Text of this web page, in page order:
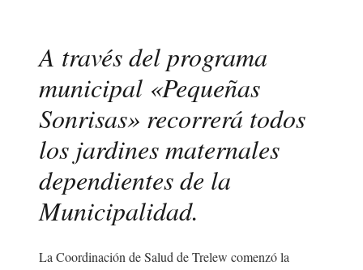
A través del programa
municipal «Pequeñas
Sonrisas» recorrerá todos
los jardines maternales
dependientes de la
Municipalidad.
La Coordinación de Salud de Trelew comenzó la